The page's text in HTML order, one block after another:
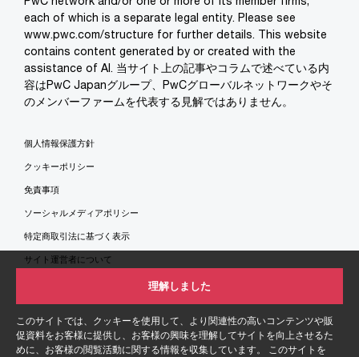
このサイトでは、クッキーを使用して、より関連性の高いコンテンツや販
促資料をお客様に提供し、お客様の興味を理解してサイトを向上させるた
めに、お客様の閲覧活動に関する情報を収集しています。 このサイトを
理解しました
each of which is a separate legal entity. Please see
www.pwc.com/structure for further details. This website
contains content generated by or created with the
assistance of AI. 当サイト上の記事やコラムで述べている内
容はPwC Japanグループ、PwCグローバルネットワークやそ
のメンバーファームを代表する見解ではありません。
個人情報保護方針
クッキーポリシー
免責事項
ソーシャルメディアポリシー
特定商取引法に基づく表示
サイト運営者について